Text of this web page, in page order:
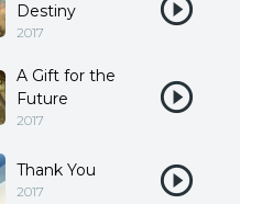
Destiny
2017
A Gift for the
Future
2017
Thank You
2017